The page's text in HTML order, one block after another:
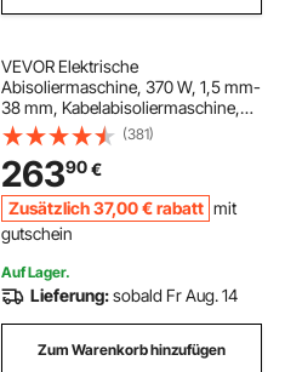
VEVOR Elektrische
Abisoliermaschine, 370 W, 1,5 mm-
38 mm, Kabelabisoliermaschine,
Kabel Abisolierwerkzeug, 11 Kanäle
10 Klingen zum Recycling von
Kupferdrähten/Entfernen, Isolierung
aus Kunststoff
(381)
26390€
Zusätzlich37,00 €rabatt mit
gutschein
Auf Lager.
Lieferung:sobald Fr Aug. 14
Zum Warenkorb hinzufügen